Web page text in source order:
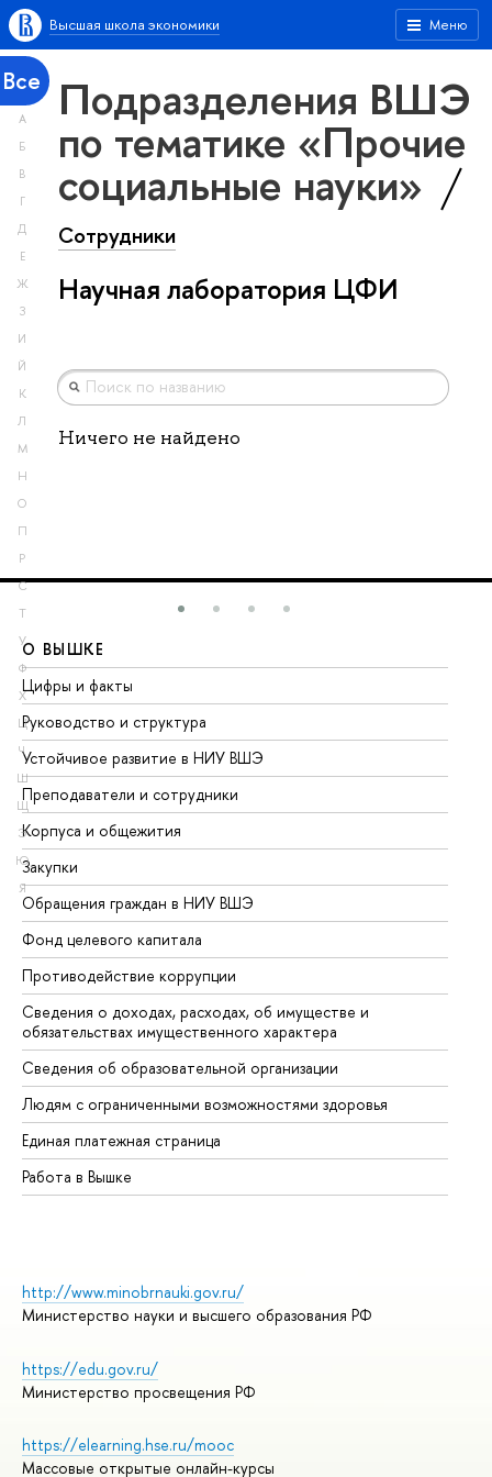
Меню
Высшая школа экономики
Все
А
Б
В
Г
Д
Е
Ж
З
И
Й
К
Л
М
Н
О
П
Р
С
Т
У
Ф
Х
Ц
Ч
Ш
Щ
Э
Ю
Я
Подразделения ВШЭ
по тематике «Прочие
социальные науки»
Сотрудники
Научная лаборатория ЦФИ
Ничего не найдено
О ВЫШКЕ
Цифры и факты
Руководство и структура
Устойчивое развитие в НИУ ВШЭ
Преподаватели и сотрудники
Корпуса и общежития
Закупки
Обращения граждан в НИУ ВШЭ
Фонд целевого капитала
Противодействие коррупции
Сведения о доходах, расходах, об имуществе и
обязательствах имущественного характера
Сведения об образовательной организации
Людям с ограниченными возможностями здоровья
Единая платежная страница
Работа в Вышке
http://www.minobrnauki.gov.ru/
Министерство науки и высшего образования РФ
https://edu.gov.ru/
Министерство просвещения РФ
https://elearning.hse.ru/mooc
Массовые открытые онлайн-курсы